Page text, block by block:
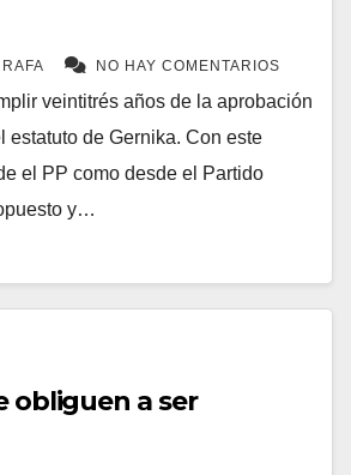
RAFA NO HAY COMENTARIOS
veintitrés años de la aprobación
estatuto de Gernika. Con este
el PP como desde el Partido
y…
obliguen a ser